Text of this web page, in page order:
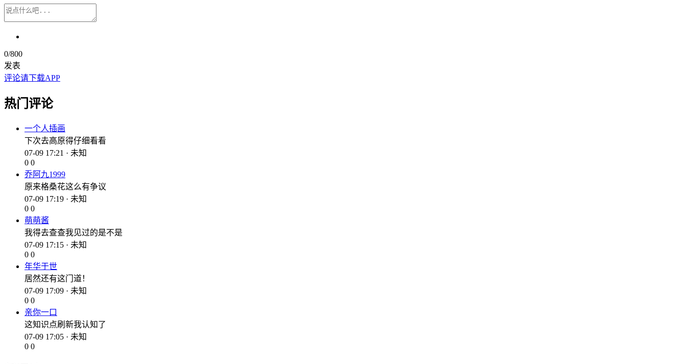
0/800
发表
评论请下载APP
热门评论
一个人插画
下次去高原得仔细看看
07-09 17:21 · 未知
0 0
乔阿九1999
原来格桑花这么有争议
07-09 17:19 · 未知
0 0
萌萌酱
我得去查查我见过的是不是
07-09 17:15 · 未知
0 0
年华于世
居然还有这门道！
07-09 17:09 · 未知
0 0
亲你一口
这知识点刷新我认知了
07-09 17:05 · 未知
0 0